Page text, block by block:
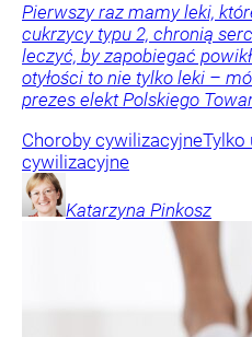
Pierwszy raz mamy leki,
cukrzycy typu 2, chronią
leczyć, by zapobiegać
otyłości to nie tylko leki –
prezes elekt Polskiego
Choroby cywilizacyjneTylko
cywilizacyjne
Katarzyna Pinkosz